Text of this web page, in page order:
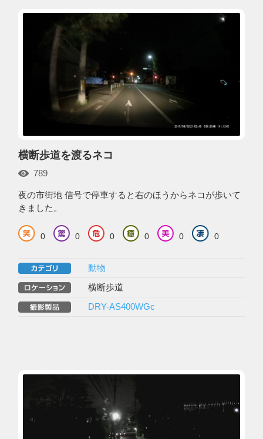
横断歩道を渡るネコ
789
夜の市街地 信号で停車すると右のほうからネコが歩いて
きました。
0 0 0 0 0 0
動物
横断歩道
DRY-AS400WGc